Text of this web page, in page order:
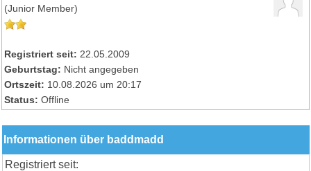
(Junior Member)
Registriert seit: 22.05.2009
Geburtstag: Nicht angegeben
Ortszeit: 10.08.2026 um 20:17
Status: Offline
Informationen über baddmadd
Registriert seit: